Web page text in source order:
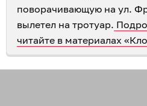
поворачивающую на ул.
вылетел на тротуар.
читайте в материалах